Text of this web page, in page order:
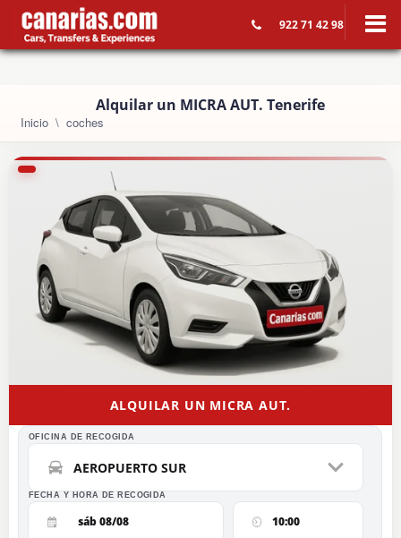
922 71 42 98
Alquilar un MICRA AUT. Tenerife
Inicio coches
ALQUILAR UN MICRA AUT.
OFICINA DE RECOGIDA
AEROPUERTO SUR
FECHA Y HORA DE RECOGIDA
sáb 08/08 10:00